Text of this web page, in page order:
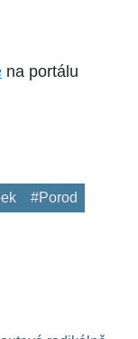
na portálu
#Porod